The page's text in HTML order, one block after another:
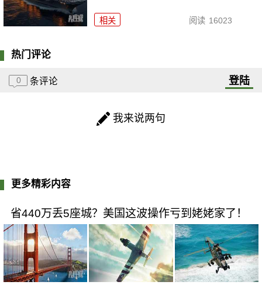
相关 阅读 16023
热门评论
0 条评论 登陆
我来说两句
更多精彩内容
省440万丢5座城？美国这波操作亏到姥姥家了！